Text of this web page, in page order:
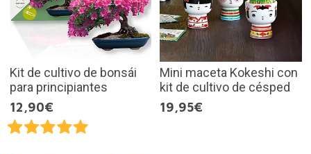
Kit de cultivo de bonsái
para principiantes
12,90€
Mini maceta Kokeshi con
kit de cultivo de césped
19,95€